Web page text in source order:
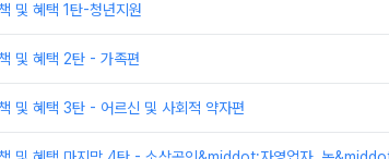
및 혜택 1탄-청년지원
및 혜택 2탄 - 가족편
및 혜택 3탄 - 어르신 및 사회적 약자편